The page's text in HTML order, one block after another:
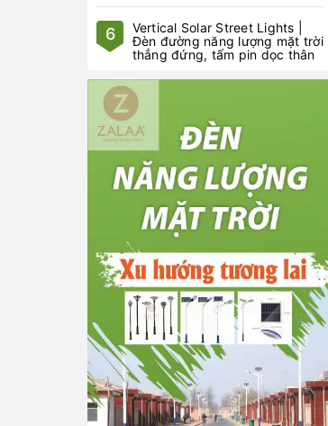
6
Vertical Solar Street Lights |
Đèn đường năng lượng mặt trời
thẳng đứng, tấm pin dọc thân